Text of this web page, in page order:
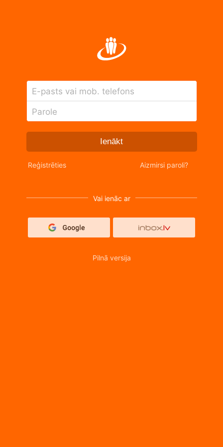
E-pasts vai mob. telefons
Parole
Ienākt
Reģistrēties Aizmirsi paroli?
Vai ienāc ar
Pilnā versija